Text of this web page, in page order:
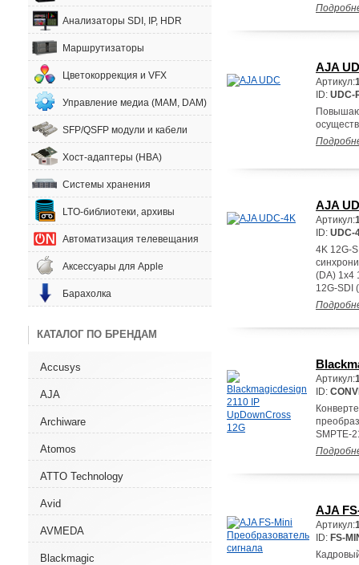
Анализаторы SDI, IP, HDR
Маршрутизаторы
Цветокоррекция и VFX
Управление медиа (MAM, DAM)
SFP/QSFP модули и кабели
Хост-адаптеры (HBA)
Системы хранения
LTO-библиотеки, архивы
Автоматизация телевещания
Аксессуары для Apple
Барахолка
КАТАЛОГ ПО БРЕНДАМ
Accusys
AJA
Archiware
Atomos
ATTO Technology
Avid
AVMEDA
Blackmagic
AJA
Артикул:
ID: UDC-
AJA
Артикул:
ID: UDC-
4K 12G-
(DA) 1x4
12G-SDI
Артикул:
ID:
SMPTE-
AJA
Артикул:
ID: FS-